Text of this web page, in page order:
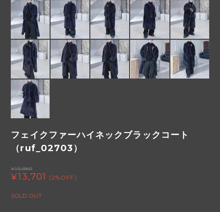
フェイクファーハイネックブラックコート
（ruf_02703）
¥13,980
¥13,701 (2%OFF)
SOLD OUT